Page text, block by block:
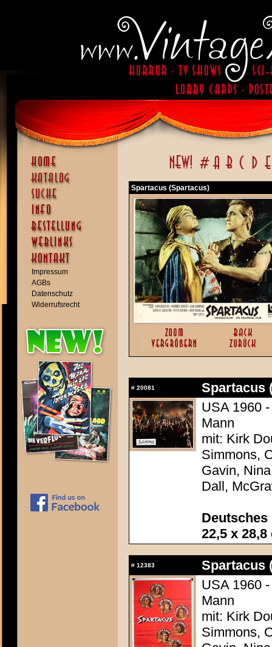
Impressum
AGBs
Datenschutz
Widerrufsrecht
Spartacus (Spartacus)
# 20081
Spartacus
USA 1960
Mann
mit: Kirk
Simmons,
Gavin,
Dall,
22,5 x 28,8
# 12383
Spartacus
USA 1960
Mann
mit: Kirk
Simmons,